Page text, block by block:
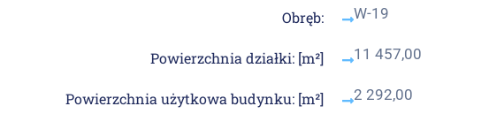
Obręb: W-19
Powierzchnia działki: [m²] 11 457,00
Powierzchnia użytkowa budynku: [m²] 2 292,00